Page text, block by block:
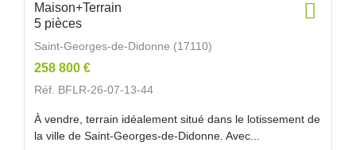
Maison+Terrain
5 pièces
Saint-Georges-de-Didonne (17110)
258 800 €
Réf. BFLR-26-07-13-44
À vendre, terrain idéalement situé dans le lotissement de
la ville de Saint-Georges-de-Didonne. Avec...